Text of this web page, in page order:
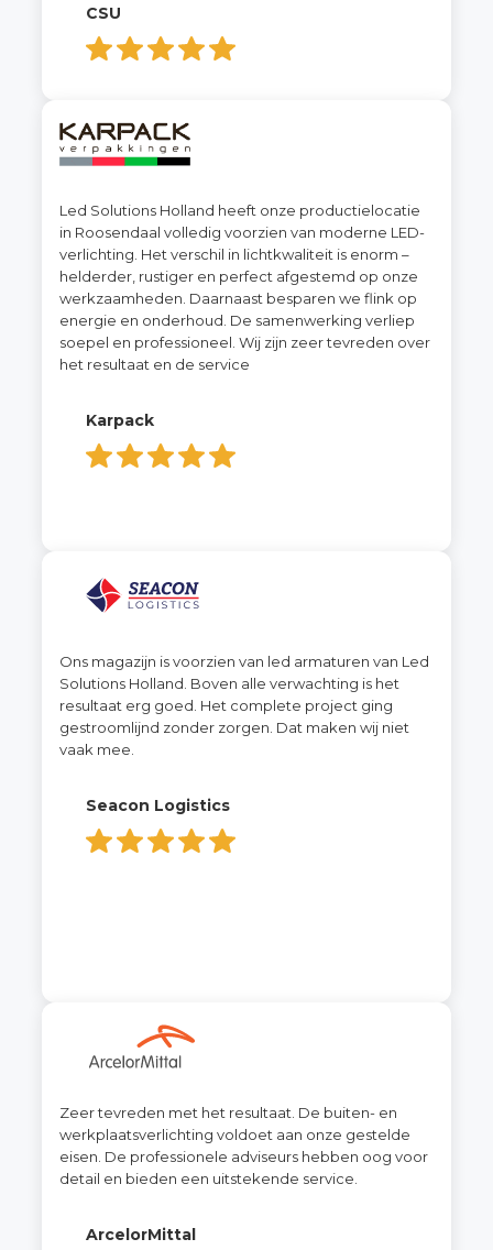
CSU
Led Solutions Holland heeft onze productielocatie
in Roosendaal volledig voorzien van moderne LED-
verlichting. Het verschil in lichtkwaliteit is enorm –
helderder, rustiger en perfect afgestemd op onze
werkzaamheden. Daarnaast besparen we flink op
energie en onderhoud. De samenwerking verliep
soepel en professioneel. Wij zijn zeer tevreden over
het resultaat en de service
Karpack
Ons magazijn is voorzien van led armaturen van Led
Solutions Holland. Boven alle verwachting is het
resultaat erg goed. Het complete project ging
gestroomlijnd zonder zorgen. Dat maken wij niet
vaak mee.
Seacon Logistics
Zeer tevreden met het resultaat. De buiten- en
werkplaatsverlichting voldoet aan onze gestelde
eisen. De professionele adviseurs hebben oog voor
detail en bieden een uitstekende service.
ArcelorMittal